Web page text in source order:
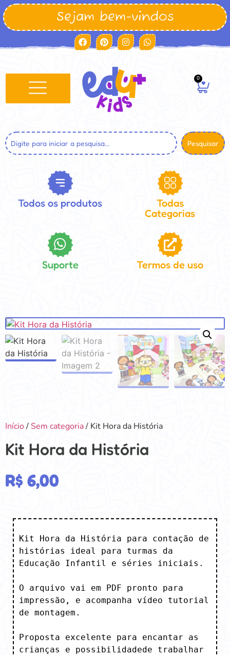
Sejam bem-vindos
0
Pesquisar
Todos os produtos
Todas
Categorias
Suporte Termos de uso
Início/ Sem categoria/ Kit Hora da História
Kit Hora da História
R$ 6,00
Kit Hora da História para contação de
histórias ideal para turmas da
Educação Infantil e séries iniciais.
O arquivo vai em PDF pronto para
impressão, e acompanha vídeo tutorial
de montagem.
Proposta excelente para encantar as
crianças e possibilidadede trabalhar